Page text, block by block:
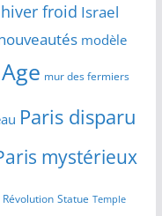
hiver froid Israel
modèle
mur des fermiers
Paris disparu
mystérieux
Révolution Statue Temple